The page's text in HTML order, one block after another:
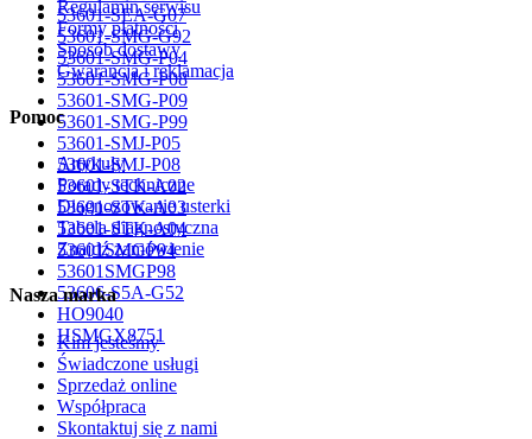
53601-SEA-G07
53601-SMG-G92
53601-SMG-P04
53601-SMG-P08
53601-SMG-P09
53601-SMG-P99
53601-SMJ-P05
53601-SMJ-P08
53601-STK-A02
53601-STK-A03
53601-STK-A04
53601SMGP94
53601SMGP98
53606-S5A-G52
HO9040
HSMGX8751
Regulamin serwisu
Formy płatności
Sposób dostawy
Gwarancja i reklamacja
Pomoc
Artykuły
Porady techniczne
Diagnozowanie usterki
Tabela diagnostyczna
Znajdź zamówienie
Nasza marka
Kim jesteśmy
Świadczone usługi
Sprzedaż online
Współpraca
Skontaktuj się z nami